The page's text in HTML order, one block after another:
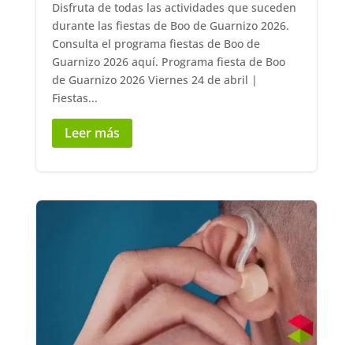
Disfruta de todas las actividades que suceden
durante las fiestas de Boo de Guarnizo 2026.
Consulta el programa fiestas de Boo de
Guarnizo 2026 aquí. Programa fiesta de Boo
de Guarnizo 2026 Viernes 24 de abril |
Fiestas...
Leer más